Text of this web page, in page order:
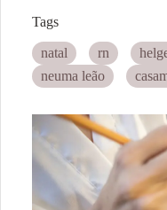
Tags
natal rn
neuma leão